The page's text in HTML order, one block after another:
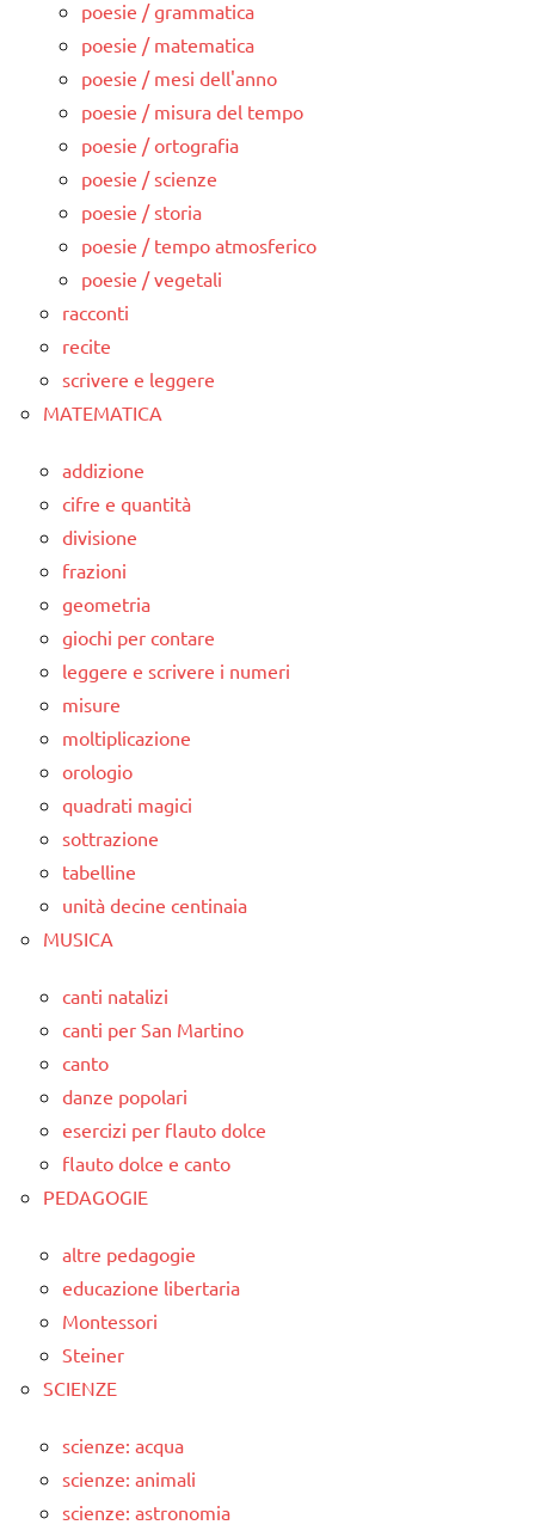
poesie / grammatica
poesie / matematica
poesie / mesi dell'anno
poesie / misura del tempo
poesie / ortografia
poesie / scienze
poesie / storia
poesie / tempo atmosferico
poesie / vegetali
racconti
recite
scrivere e leggere
MATEMATICA
addizione
cifre e quantità
divisione
frazioni
geometria
giochi per contare
leggere e scrivere i numeri
misure
moltiplicazione
orologio
quadrati magici
sottrazione
tabelline
unità decine centinaia
MUSICA
canti natalizi
canti per San Martino
canto
danze popolari
esercizi per flauto dolce
flauto dolce e canto
PEDAGOGIE
altre pedagogie
educazione libertaria
Montessori
Steiner
SCIENZE
scienze: acqua
scienze: animali
scienze: astronomia